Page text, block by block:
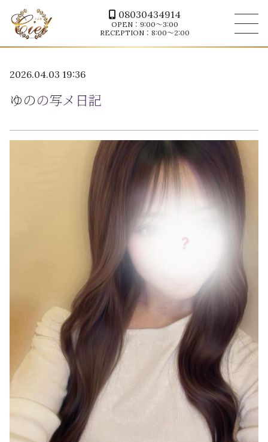
08030434914
OPEN：9:00～3:00
RECEPTION：8:00～2:00
2026.04.03 19:36
ゆのの写メ日記